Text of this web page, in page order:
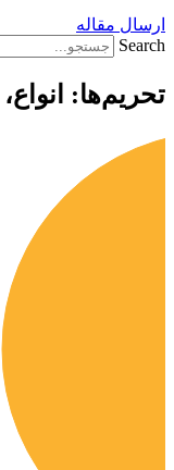
ارسال مقاله
Search
تحریم‌ها: